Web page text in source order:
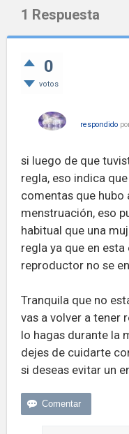
1 Respuesta
0
votos
respondido
si luego de que
regla, eso indica
comentas que hubo
menstruación, eso
habitual que una
regla ya que en
reproductor no se
Tranquila que no
vas a volver a tener
lo hagas durante la
dejes de cuidarte
si deseas evitar un